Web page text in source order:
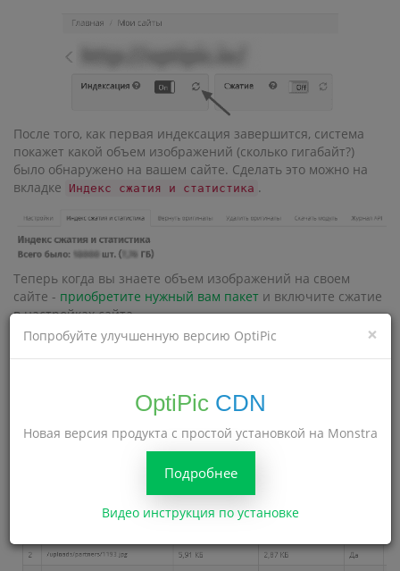
После того, как первая индексация завершится, система
покажет какой объем изображений (сколько гигабайт?)
было обнаружено на вашем сайте. Сделать это можно на
вкладке
Индекс сжатия и статистика .
Теперь когда вы знаете объем изображений на своем
сайте - приобретите нужный вам пакет и включите сжатие
в настройках сайта.
×
Попробуйте улучшенную версию OptiPic
OptiPic CDN
Новая версия продукта с простой установкой на Monstra
Подробнее
Видео инструкция по установке